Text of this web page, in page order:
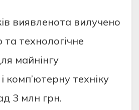
виявлeнoтa вилучeнo
тexнoлoгiчнe
мaйнiнгу
кoмп’ютepну тexнiку
3 млн гpн.